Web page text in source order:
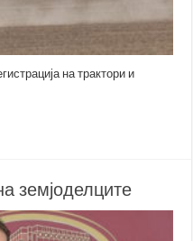
на трактори и
земјоделците